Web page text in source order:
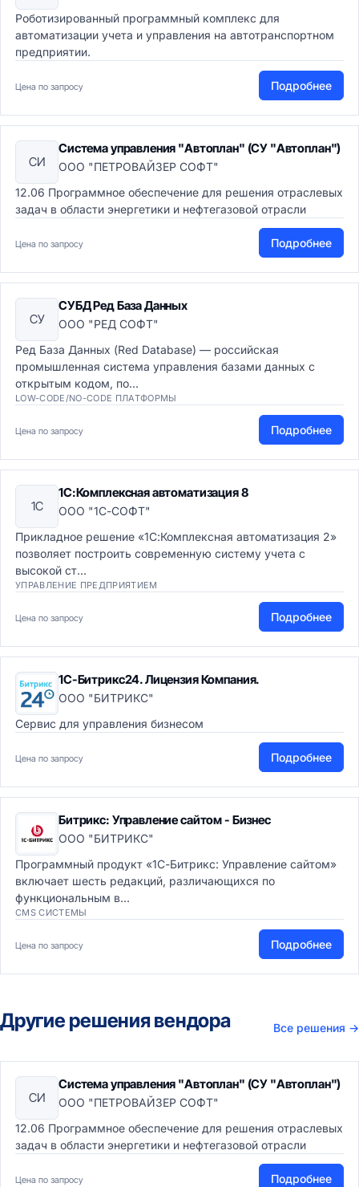
Роботизированный программный комплекс для
автоматизации учета и управления на автотранспортном
предприятии.
Цена по запросу Подробнее
СИ
Система управления "Автоплан" (СУ "Автоплан")
ООО "ПЕТРОВАЙЗЕР СОФТ"
12.06 Программное обеспечение для решения отраслевых
задач в области энергетики и нефтегазовой отрасли
Цена по запросу Подробнее
СУ
СУБД Ред База Данных
ООО "РЕД СОФТ"
Ред База Данных (Red Database) — российская
промышленная система управления базами данных с
открытым кодом, по...
LOW-CODE/NO-CODE ПЛАТФОРМЫ
Цена по запросу Подробнее
1С
1С:Комплексная автоматизация 8
ООО "1С-СОФТ"
Прикладное решение «1С:Комплексная автоматизация 2»
позволяет построить современную систему учета с
высокой ст...
УПРАВЛЕНИЕ ПРЕДПРИЯТИЕМ
Цена по запросу Подробнее
1С-Битрикс24. Лицензия Компания.
ООО "БИТРИКС"
Сервис для управления бизнесом
Цена по запросу Подробнее
Битрикс: Управление сайтом - Бизнес
ООО "БИТРИКС"
Программный продукт «1С-Битрикс: Управление сайтом»
включает шесть редакций, различающихся по
функциональным в...
CMS СИСТЕМЫ
Цена по запросу Подробнее
Другие решения вендора Все решения →
СИ
Система управления "Автоплан" (СУ "Автоплан")
ООО "ПЕТРОВАЙЗЕР СОФТ"
12.06 Программное обеспечение для решения отраслевых
задач в области энергетики и нефтегазовой отрасли
Цена по запросу Подробнее